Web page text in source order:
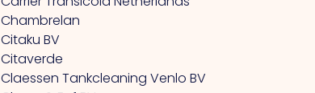
Chambrelan
Citaku BV
Citaverde
Claessen Tankcleaning Venlo BV